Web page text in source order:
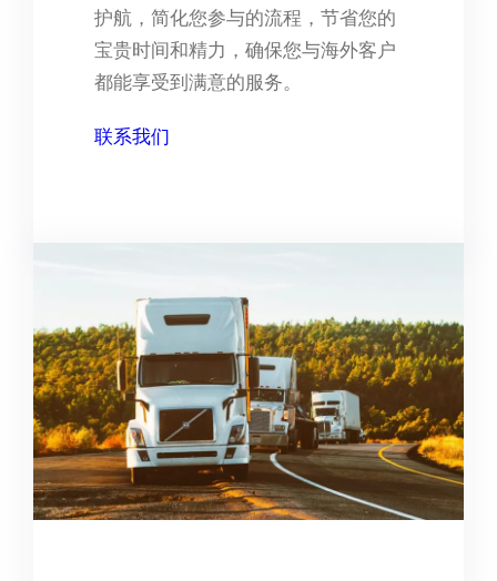
护航，简化您参与的流程，节省您的
宝贵时间和精力，确保您与海外客户
都能享受到满意的服务。
联系我们